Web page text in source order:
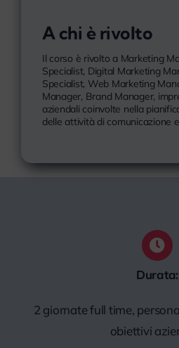
A chi è rivolto
Il corso è rivolto a Marketing
Specialist, Digital Marketing
Specialist, Web Marketing
Manager, Brand Manager,
aziendali coinvolte nella
delle attività di comunicazione
Durata:
2 giornate full time,
obiettivi